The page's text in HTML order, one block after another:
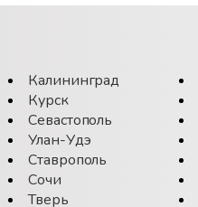
Калининград
Курск
Севастополь
Улан-Удэ
Ставрополь
Сочи
Тверь